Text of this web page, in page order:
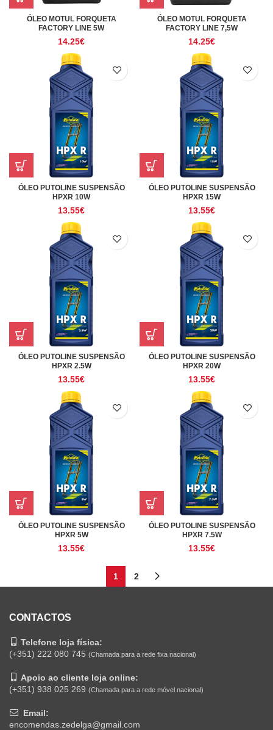
ÓLEO MOTUL FORQUETA
FACTORY LINE 5W
14.25€
ÓLEO MOTUL FORQUETA
FACTORY LINE 7,5W
14.25€
ÓLEO PUTOLINE SUSPENSÃO
HPXR 10W
13.55€
ÓLEO PUTOLINE SUSPENSÃO
HPXR 15W
13.55€
ÓLEO PUTOLINE SUSPENSÃO
HPXR 2.5W
13.55€
ÓLEO PUTOLINE SUSPENSÃO
HPXR 20W
13.55€
ÓLEO PUTOLINE SUSPENSÃO
HPXR 5W
13.55€
ÓLEO PUTOLINE SUSPENSÃO
HPXR 7.5W
13.55€
1 2
CONTACTOS
Telefone loja física:
(+351) 222 080 745 (Chamada para a rede fixa nacional)
Apoio ao cliente loja online:
(+351) 938 025 269 (Chamada para a rede móvel nacional)
Email:
encomendas.zedelga@gmail.com